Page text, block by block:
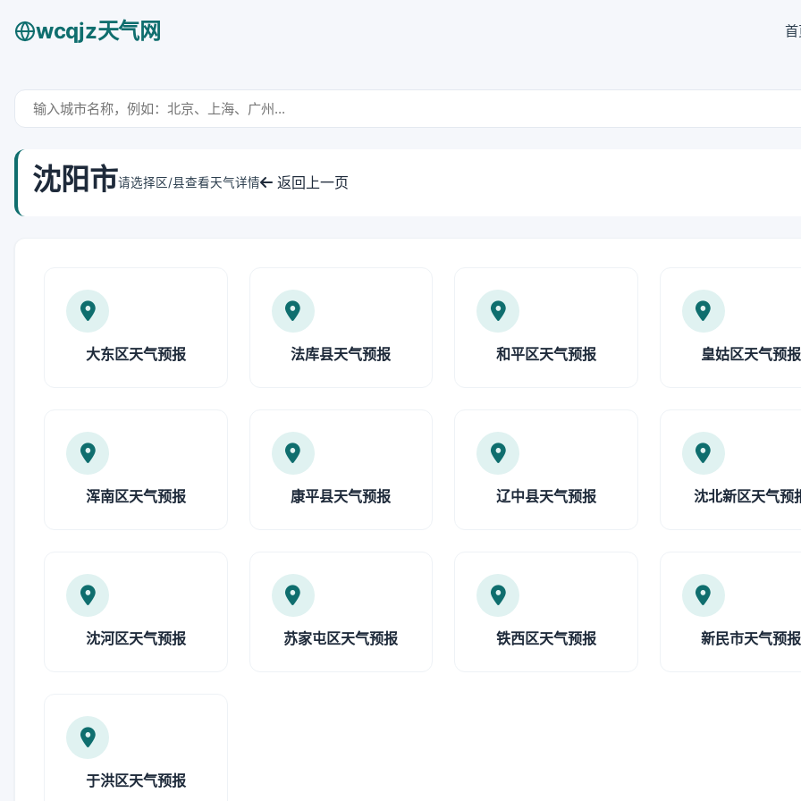
wcqjz天气网
沈阳市请选择区/县查看天气详情 返回上一页
大东区天气预报 法库县天气预报 和平区天气预报 皇姑区天气预报
浑南区天气预报 康平县天气预报 辽中县天气预报 沈北新区天气预
沈河区天气预报 苏家屯区天气预报 铁西区天气预报 新民市天气预报
于洪区天气预报